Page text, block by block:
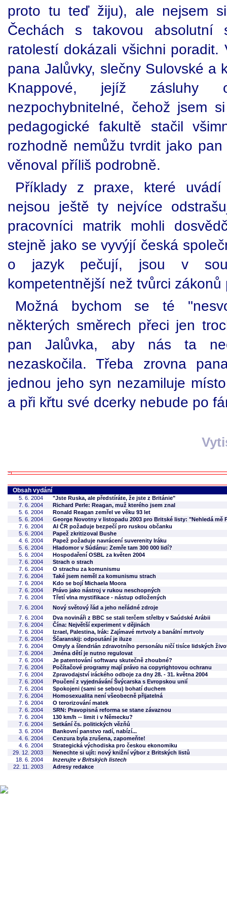
proto tu teď žiju), ale nejsem
Čechách s takovou absolutní
ratolestí dokázali všichni
pana Jalůvky, slečny Sulovské a
Knappové, jejíž
nezpochybnitelné, čehož jsem
pedagogické fakultě stačil
rozhodně nemůžu tvrdit jako
věnoval příliš podrobně.
Příklady z praxe, které uvádí
nejsou ještě ty nejvíce
pracovníci matrik mohli
stejně jako se vyvýjí česká
o jazyk pečují, jsou v
kompetentnější než tvůrci
Možná bychom se té
některých směrech přeci jen
pan Jalůvka, aby nás ta
nezaskočila. Třeba zrovna
jednou jeho syn nezamiluje
a při křtu své dcerky nebude po
Obsah vydání
5. 6. 2004
"Jste Ruska, ale předstíráte, že jste z Británie"
7. 6. 2004
Richard Perle: Reagan, muž kterého jsem znal
5. 6. 2004
Ronald Reagan zemřel ve věku 93 let
5. 6. 2004
George Novotny v listopadu 2003 pro Britské listy: "Nehledá mě
7. 6. 2004
AI ČR požaduje bezpečí pro ruskou občanku
5. 6. 2004
Papež zkritizoval Bushe
4. 6. 2004
Papež požaduje navrácení suverenity Iráku
5. 6. 2004
Hladomor v Súdánu: Zemře tam 300 000 lidí?
5. 6. 2004
Hospodaření OSBL za květen 2004
7. 6. 2004
Strach o strach
7. 6. 2004
O strachu za komunismu
7. 6. 2004
Také jsem neměl za komunismu strach
7. 6. 2004
Kdo se bojí Michaela Moora
7. 6. 2004
Právo jako nástroj v rukou neschopných
7. 6. 2004
Třetí vlna mystifikace - nástup odložených
7. 6. 2004
Nový světový řád a jeho neřádné zdroje
7. 6. 2004
Dva novináři z BBC se stali terčem střelby v Saúdské Arábii
7. 6. 2004
Čína: Největší experiment v dějinách
7. 6. 2004
Izrael, Palestina, Irák: Zajímavé mrtvoly a banální mrtvoly
7. 6. 2004
Ščaranskij: odpoutání je iluze
7. 6. 2004
Omyly a šlendrián zdravotního personálu ničí tisíce lidských
7. 6. 2004
Jména dětí je nutno regulovat
7. 6. 2004
Je patentování softwaru skutečně zhoubné?
7. 6. 2004
Počítačové programy mají právo na copyrightovou ochranu
7. 6. 2004
Zpravodajství iráckého odboje za dny 28. - 31. května 2004
7. 6. 2004
Poučení z vyjednávání Švýcarska s Evropskou unií
7. 6. 2004
Spokojeni (sami se sebou) bohatí duchem
7. 6. 2004
Homosexualita není všeobecně přijatelná
7. 6. 2004
O terorizování matek
7. 6. 2004
SRN: Pravopisná reforma se stane závaznou
7. 6. 2004
130 km/h -- limit i v Německu?
7. 6. 2004
Setkání čs. politických vězňů
3. 6. 2004
Bankovní panstvo radí, nabízí...
4. 6. 2004
Cenzura byla zrušena, zapomeňte!
4. 6. 2004
Strategická východiska pro českou ekonomiku
29. 12. 2003
Nenechte si ujít: nový knižní výbor z Britských listů
18. 6. 2004
Inzerujte v Britských listech
22. 11. 2003
Adresy redakce